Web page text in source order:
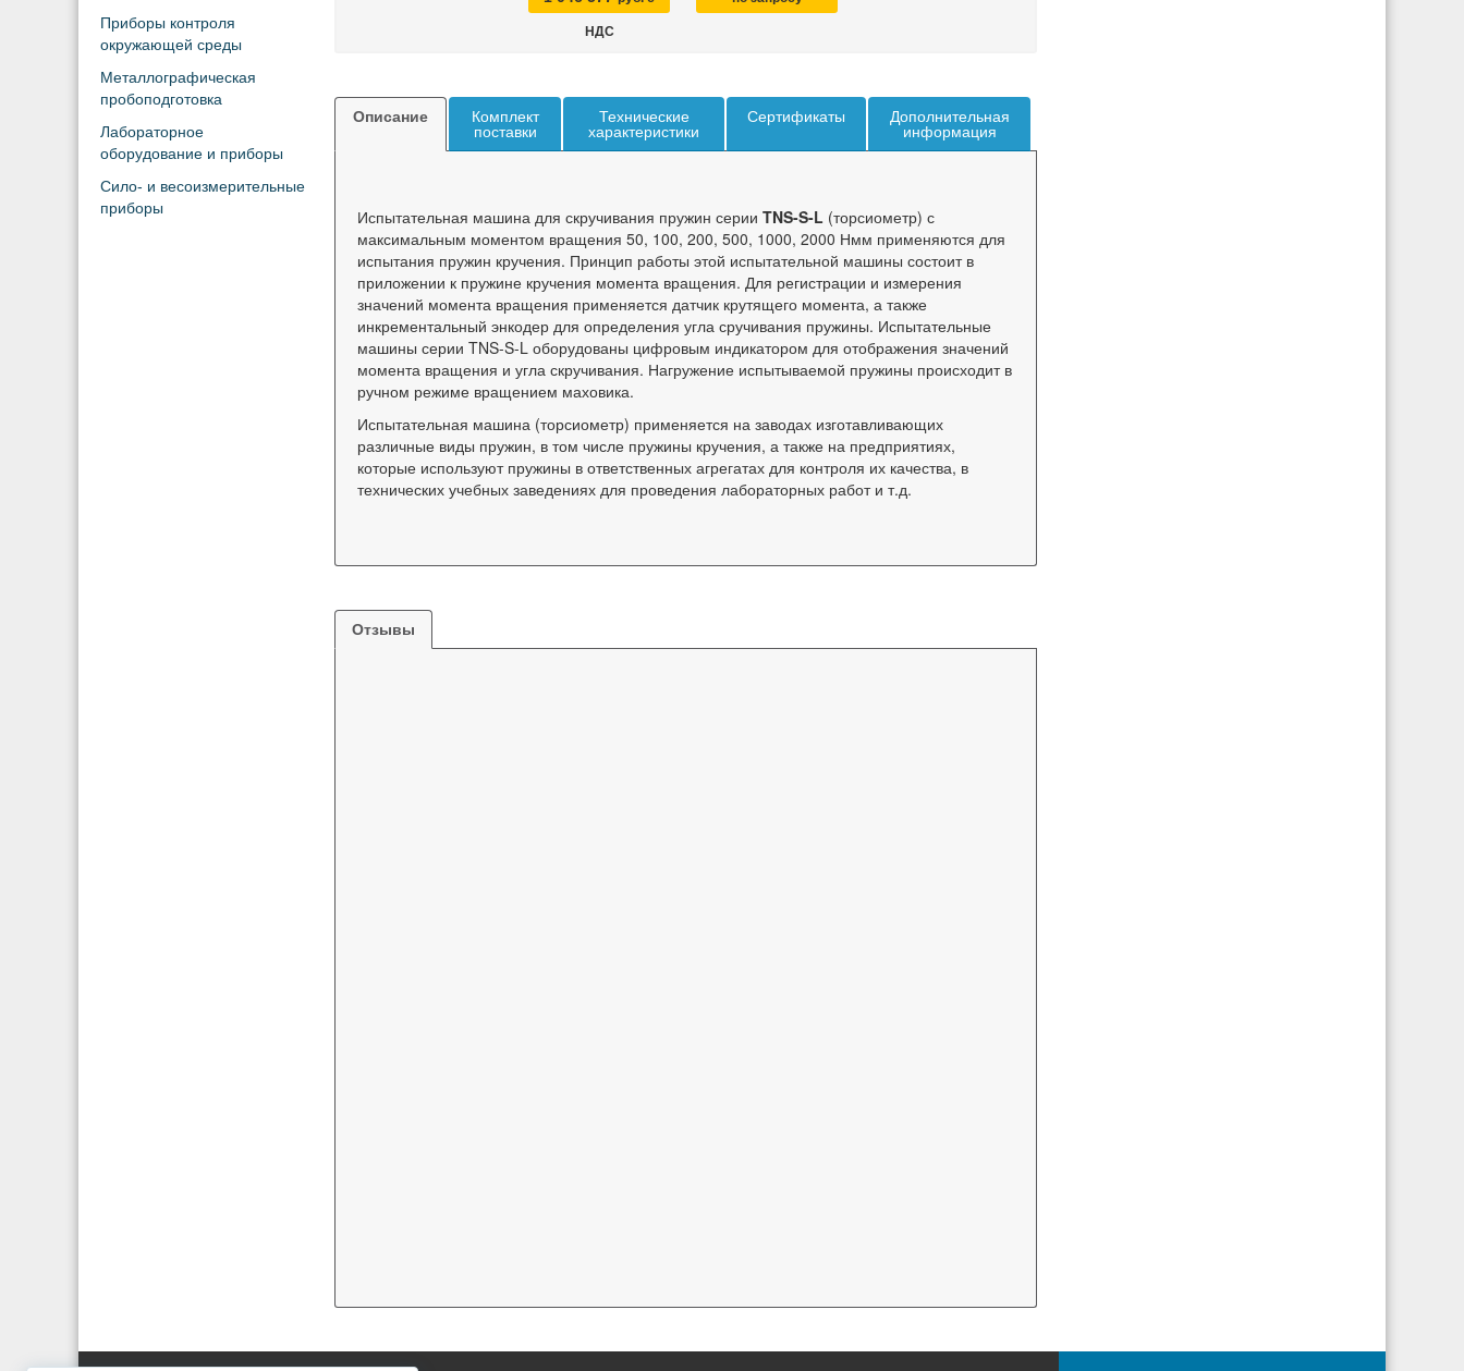
Приборы контроля
окружающей среды
Металлографическая
пробоподготовка
Лабораторное
оборудование и приборы
Сило- и весоизмерительные
приборы
НДС
Описание
Комплект
поставки
Технические
характеристики
Сертификаты
Дополнительная
информация
Испытательная машина для скручивания пружин серии TNS-S-L (торсиометр) с
максимальным моментом вращения 50, 100, 200, 500, 1000, 2000 Нмм применяются для
испытания пружин кручения. Принцип работы этой испытательной машины состоит в
приложении к пружине кручения момента вращения. Для регистрации и измерения
значений момента вращения применяется датчик крутящего момента, а также
инкрементальный энкодер для определения угла сручивания пружины. Испытательные
машины серии TNS-S-L оборудованы цифровым индикатором для отображения значений
момента вращения и угла скручивания. Нагружение испытываемой пружины происходит в
ручном режиме вращением маховика.
Испытательная машина (торсиометр) применяется на заводах изготавливающих
различные виды пружин, в том числе пружины кручения, а также на предприятиях,
которые используют пружины в ответственных агрегатах для контроля их качества, в
технических учебных заведениях для проведения лабораторных работ и т.д.
Отзывы